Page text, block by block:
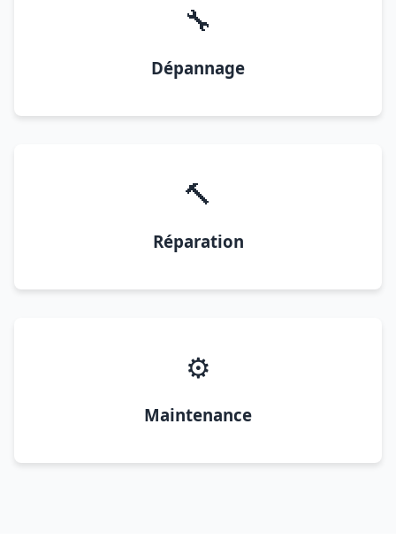
🔧
Dépannage
🔨
Réparation
⚙️
Maintenance